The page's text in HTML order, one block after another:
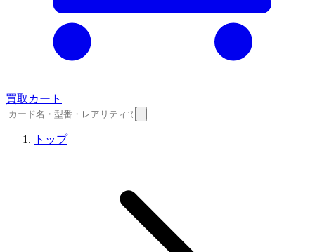
買取カート
トップ